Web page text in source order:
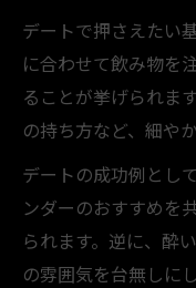
デートで押さえたい
に合わせて飲み物を
ることが挙げられま
の持ち方など、細や
デートの成功例とし
ンダーのおすすめを
られます。逆に、酔
の雰囲気を台無しに